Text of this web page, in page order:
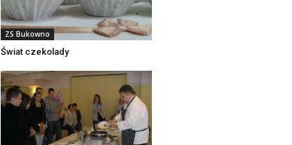
ZS Bukowno
Świat czekolady